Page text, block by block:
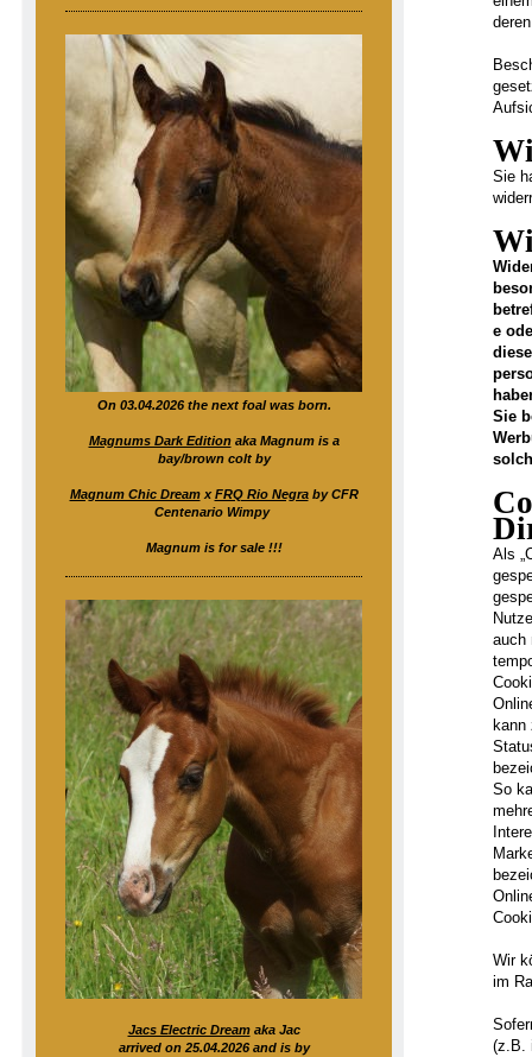
On 03.04.2026 the next foal was born.
Magnums Dark Editionaka Magnum is a
bay/brown colt by
Magnum Chic DreamxFRQ Rio Negraby CFR
Centenario Wimpy
Magnum is for sale !!!
Jacs Electric Dreamaka Jac
arrived on 25.04.2026 and is by
Sie
e
Sie
Als
auch
kann
So
Wir
im
(z.B.